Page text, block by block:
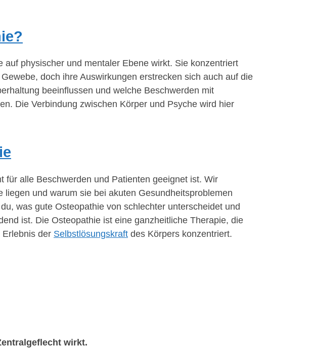
auf physischer und mentaler Ebene wirkt. Sie konzentriert
Gewebe, doch ihre Auswirkungen erstrecken sich auch auf die
beeinflussen und welche Beschwerden mit
Die Verbindung zwischen Körper und Psyche wird hier
für alle Beschwerden und Patienten geeignet ist. Wir
und warum sie bei akuten Gesundheitsproblemen
was gute Osteopathie von schlechter unterscheidet und
ist. Die Osteopathie ist eine ganzheitliche Therapie, die
der Selbstlösungskraft des Körpers konzentriert.
wirkt.